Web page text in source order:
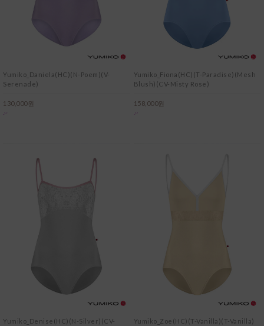
Yumiko_Daniela(HC)(N-Poem)(V-
Serenade)
130,000원
Yumiko_Fiona(HC)(T-Paradise)(Mesh
Blush)(CV-Misty Rose)
158,000원
Yumiko_Denise(HC)(N-Silver)(CV-
Yumiko_Zoe(HC)(T-Vanilla)(T-Vanilla)